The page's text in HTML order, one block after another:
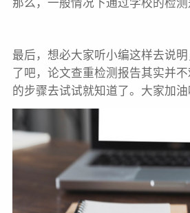
那么，一般情况下通过学校的检测
最后，想必大家听小编这样去说
了吧，论文查重检测报告其实并
的步骤去试试就知道了。大家加油